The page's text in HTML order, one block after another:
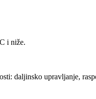
i niže.
daljinsko upravljanje,